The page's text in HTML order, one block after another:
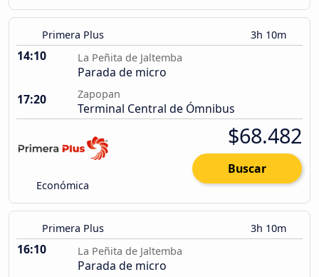
Primera Plus 3h 10m
14:10 La Peñita de Jaltemba
Parada de micro
17:20
Zapopan
Terminal Central de Ómnibus
Económica
$68.482
Buscar
Primera Plus 3h 10m
16:10 La Peñita de Jaltemba
Parada de micro